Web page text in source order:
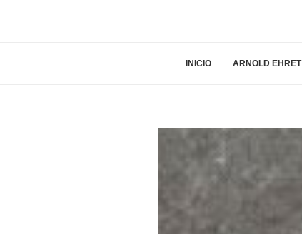
INICIO ARNOLD EHRET